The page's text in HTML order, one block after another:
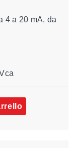
4 a 20 mA, da